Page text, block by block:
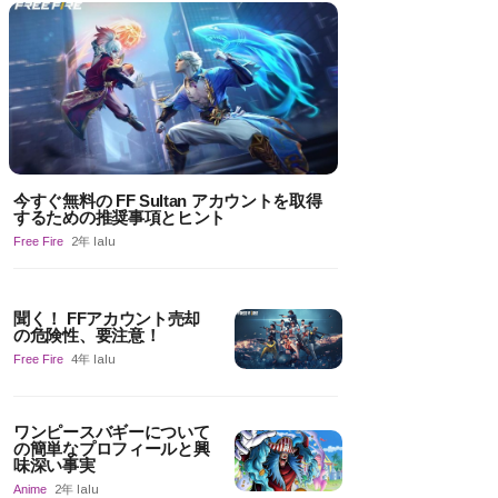
今すぐ無料の FF Sultan アカウントを取得
するための推奨事項とヒント
Free Fire 2年 lalu
聞く！ FFアカウント売却
の危険性、要注意！
Free Fire 4年 lalu
ワンピースバギーについて
の簡単なプロフィールと興
味深い事実
Anime 2年 lalu